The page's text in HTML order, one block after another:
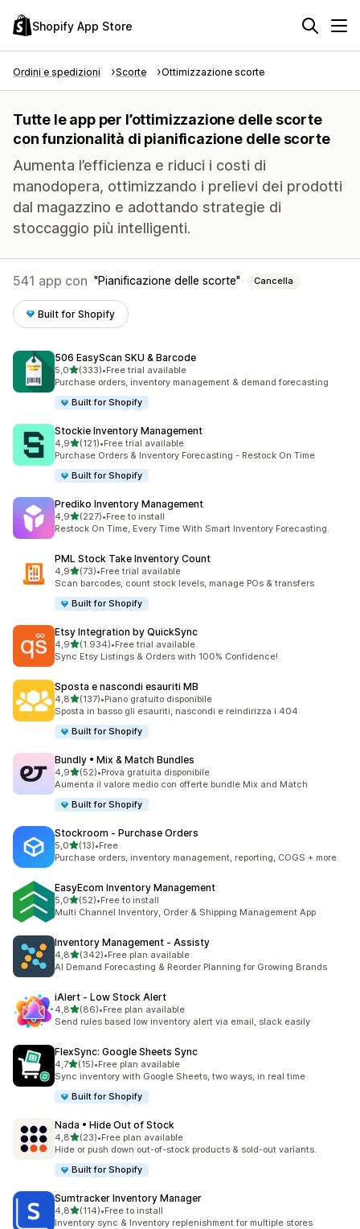
Shopify App Store
Ordini e spedizioni Scorte Ottimizzazione scorte
Tutte le app per l’ottimizzazione delle scorte
con funzionalità di pianificazione delle scorte
Aumenta l’efficienza e riduci i costi di
manodopera, ottimizzando i prelievi dei prodotti
dal magazzino e adottando strategie di
stoccaggio più intelligenti.
541 app con Pianificazione delle scorte Cancella
Built for Shopify
506 EasyScan SKU & Barcode
5,0stelle su 5
(333)
333 recensioni totali
•Free trial available
Purchase orders, inventory management & demand forecasting
Built for Shopify
Stockie Inventory Management
4,9stelle su 5
(121)
121 recensioni totali
•Free trial available
Purchase Orders & Inventory Forecasting - Restock On Time
Built for Shopify
Prediko Inventory Management
4,9stelle su 5
(227)
227 recensioni totali
•Free to install
Restock On Time, Every Time With Smart Inventory Forecasting.
PML Stock Take Inventory Count
4,9stelle su 5
(73)
73 recensioni totali
•Free trial available
Scan barcodes, count stock levels, manage POs & transfers
Built for Shopify
Etsy Integration by QuickSync
4,9stelle su 5
(1.934)
1934 recensioni totali
•Free trial available
Sync Etsy Listings & Orders with 100% Confidence!
Sposta e nascondi esauriti MB
4,8stelle su 5
(137)
137 recensioni totali
•Piano gratuito disponibile
Sposta in basso gli esauriti, nascondi e reindirizza i 404
Built for Shopify
Bundly • Mix & Match Bundles
4,9stelle su 5
(52)
52 recensioni totali
•Prova gratuita disponibile
Aumenta il valore medio con offerte bundle Mix and Match
Built for Shopify
Stockroom ‑ Purchase Orders
5,0stelle su 5
(13)
13 recensioni totali
•Free
Purchase orders, inventory management, reporting, COGS + more
EasyEcom Inventory Management
5,0stelle su 5
(52)
52 recensioni totali
•Free to install
Multi Channel Inventory, Order & Shipping Management App
Inventory Management ‑ Assisty
4,8stelle su 5
(342)
342 recensioni totali
•Free plan available
AI Demand Forecasting & Reorder Planning for Growing Brands
iAlert ‑ Low Stock Alert
4,8stelle su 5
(86)
86 recensioni totali
•Free plan available
Send rules based low inventory alert via email, slack easily
FlexSync: Google Sheets Sync
4,7stelle su 5
(15)
15 recensioni totali
•Free plan available
Sync inventory with Google Sheets, two ways, in real time
Built for Shopify
Nada • Hide Out of Stock
4,8stelle su 5
(23)
23 recensioni totali
•Free plan available
Hide or push down out-of-stock products & sold-out variants.
Built for Shopify
Sumtracker Inventory Manager
4,8stelle su 5
(114)
114 recensioni totali
•Free to install
Inventory sync & Inventory replenishment for multiple stores